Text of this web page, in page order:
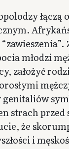
łączą
młodzi
założyć
strach przed
że
i